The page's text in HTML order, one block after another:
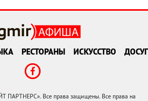
РЕСТОРАНЫ ИСКУССТВО ДОСУГ
ПАРТНЕРС». Все права защищены. Все права на